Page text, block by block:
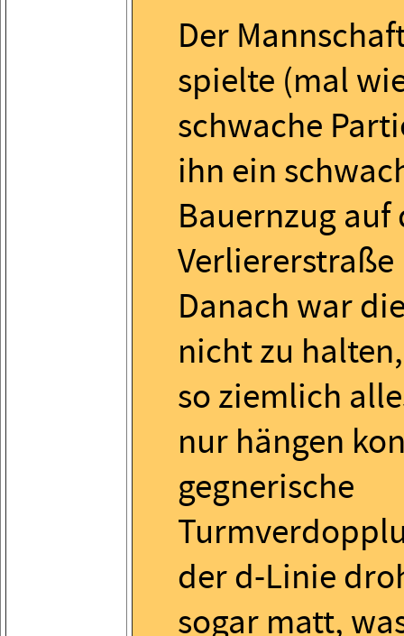
Der
spielte (mal
schwache
ihn ein
Bauernzug auf
Danach war
nicht zu
so ziemlich
nur hängen
gegnerische
der d-Linie
sogar matt,